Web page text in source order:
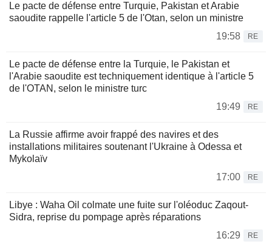
Le pacte de défense entre Turquie, Pakistan et Arabie
saoudite rappelle l'article 5 de l'Otan, selon un ministre
19:58
RE
Le pacte de défense entre la Turquie, le Pakistan et
l'Arabie saoudite est techniquement identique à l'article 5
de l'OTAN, selon le ministre turc
19:49
RE
La Russie affirme avoir frappé des navires et des
installations militaires soutenant l'Ukraine à Odessa et
Mykolaïv
17:00
RE
Libye : Waha Oil colmate une fuite sur l'oléoduc Zaqout-
Sidra, reprise du pompage après réparations
16:29
RE